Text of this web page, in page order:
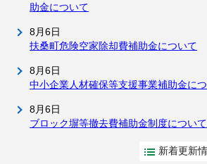
助金について
8月6日
扶桑町危険空家除却費補助金について
8月6日
中小企業人材確保等支援事業補助金に
8月6日
ブロック塀等撤去費補助金制度について
新着更新